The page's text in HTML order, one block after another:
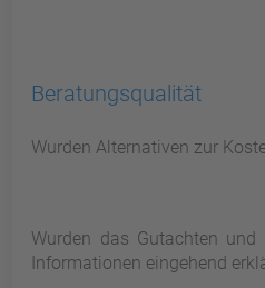
Beratungsqualität
Wurden Alternativen zur
Wurden das Gutachten
Informationen eingehend